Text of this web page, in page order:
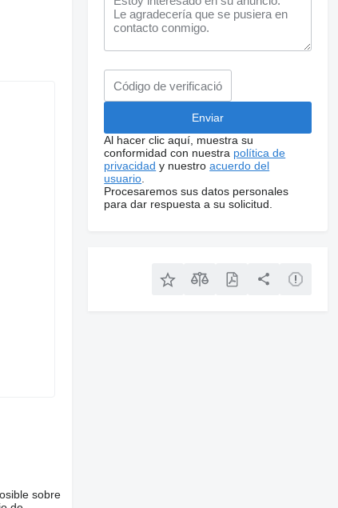
sobre
Al hacer clic aquí, muestra su
conformidad con nuestra política de
privacidad y nuestroacuerdo del
usuario
Procesaremos sus datos personales
para dar respuesta a su solicitud.